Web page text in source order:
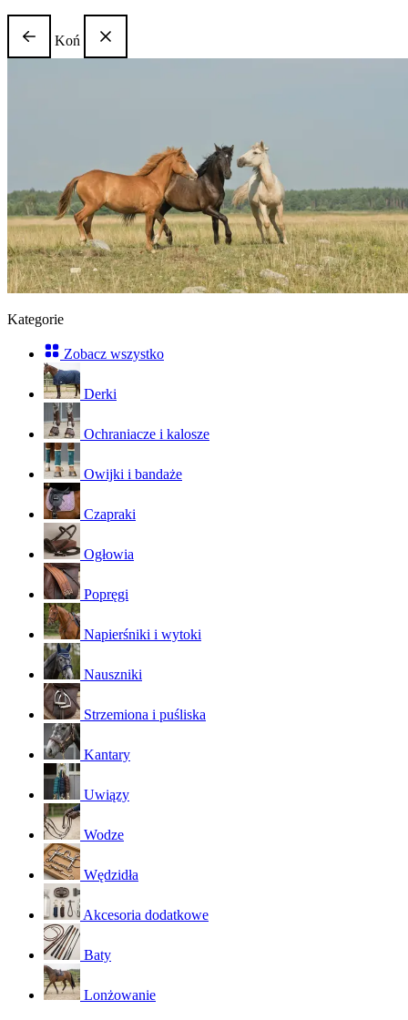
Koń
Kategorie
Zobacz wszystko
Derki
Ochraniacze i kalosze
Owijki i bandaże
Czapraki
Ogłowia
Popręgi
Napierśniki i wytoki
Nauszniki
Strzemiona i puśliska
Kantary
Uwiązy
Wodze
Wędzidła
Akcesoria dodatkowe
Baty
Lonżowanie